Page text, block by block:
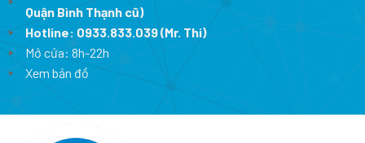
Quận Bình Thạnh cũ)
Hotline: 0933.833.039(Mr. Thi)
Mở cửa: 8h-22h
Xem bản đồ